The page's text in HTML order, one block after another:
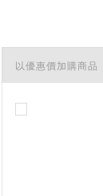
以優惠價加購商品